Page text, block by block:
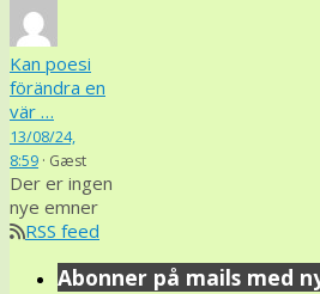
Kan poesi
förändra en
vär …
13/08/24,
8:59 · Gæst
Der er ingen
nye emner
RSS feed
Abonner på mails med